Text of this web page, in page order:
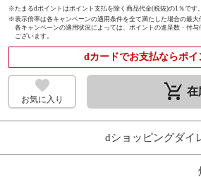
※たまるdポイントはポイント支払を除く商品代金(税抜)の1％です。
※表示倍率は各キャンペーンの適用条件を全て満たした場合の最大
各キャンペーンの適用状況によっては、ポイントの進呈数・付
ございます。
dカードでお支払ならポイ
お気に入り remove_shopping_cart 在
dショッピングダイ